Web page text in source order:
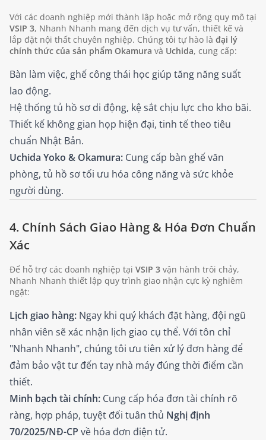
Với các doanh nghiệp mới thành lập hoặc mở rộng quy mô tại
VSIP 3, Nhanh Nhanh mang đến dịch vụ tư vấn, thiết kế và
lắp đặt nội thất chuyên nghiệp. Chúng tôi tự hào là đại lý
chính thức của sản phẩm Okamura và Uchida, cung cấp:
Bàn làm việc, ghế công thái học giúp tăng năng suất
lao động.
Hệ thống tủ hồ sơ di động, kệ sắt chịu lực cho kho bãi.
Thiết kế không gian họp hiện đại, tinh tế theo tiêu
chuẩn Nhật Bản.
Uchida Yoko & Okamura: Cung cấp bàn ghế văn
phòng, tủ hồ sơ tối ưu hóa công năng và sức khỏe
người dùng.
4. Chính Sách Giao Hàng & Hóa Đơn Chuẩn
Xác
Để hỗ trợ các doanh nghiệp tại VSIP 3 vận hành trôi chảy,
Nhanh Nhanh thiết lập quy trình giao nhận cực kỳ nghiêm
ngặt:
Lịch giao hàng: Ngay khi quý khách đặt hàng, đội ngũ
nhân viên sẽ xác nhận lịch giao cụ thể. Với tôn chỉ
"Nhanh Nhanh", chúng tôi ưu tiên xử lý đơn hàng để
đảm bảo vật tư đến tay nhà máy đúng thời điểm cần
thiết.
Minh bạch tài chính: Cung cấp hóa đơn tài chính rõ
ràng, hợp pháp, tuyệt đối tuân thủ Nghị định
70/2025/NĐ-CP về hóa đơn điện tử.